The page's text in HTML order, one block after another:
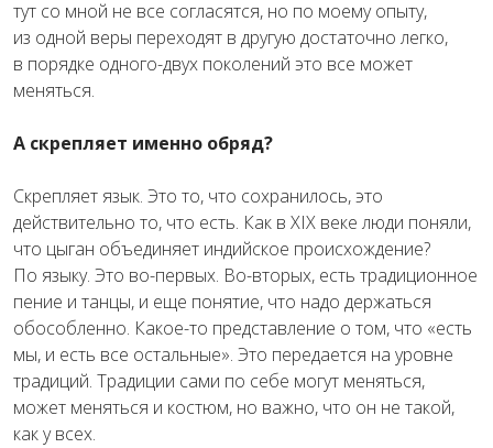
тут со мной не все согласятся, но по моему опыту,
из одной веры переходят в другую достаточно легко,
в порядке одного-двух поколений это все может
меняться.
А скрепляет именно обряд?
Скрепляет язык. Это то, что сохранилось, это
действительно то, что есть. Как в XIX веке люди поняли,
что цыган объединяет индийское происхождение?
По языку. Это во-первых. Во-вторых, есть традиционное
пение и танцы, и еще понятие, что надо держаться
обособленно. Какое-то представление о том, что «есть
мы, и есть все остальные». Это передается на уровне
традиций. Традиции сами по себе могут меняться,
может меняться и костюм, но важно, что он не такой,
как у всех.